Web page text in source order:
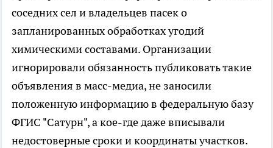
соседних сел и владельцев пасек о
запланированных обработках угодий
химическими составами. Организации
игнорировали обязанность публиковать такие
объявления в масс-медиа, не заносили
положенную информацию в федеральную базу
ФГИС "Сатурн", а кое-где даже вписывали
недостоверные сроки и координаты участков.